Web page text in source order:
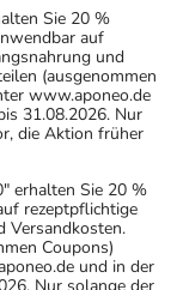
Sie 20 %
auf
und
(ausgenommen
www.aponeo.de
31.08.2026. Nur
die Aktion früher
erhalten Sie 20 %
rezeptpflichtige
Versandkosten.
Coupons)
und in der